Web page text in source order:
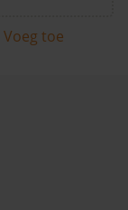
Voeg toe